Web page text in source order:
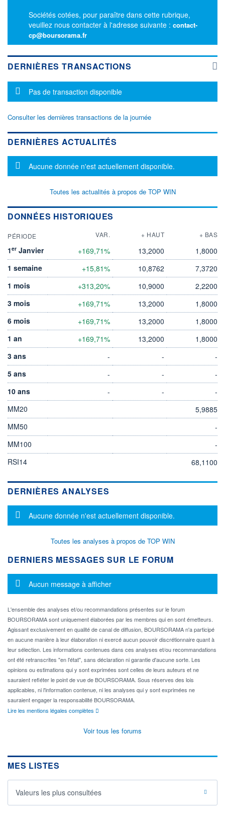
Sociétés cotées, pour paraître dans cette rubrique,
veuillez nous contacter à l'adresse suivante : contact-
cp@boursorama.fr
DERNIÈRES TRANSACTIONS
Message d'information
Pas de transaction disponible
Consulter les dernières transactions de la journée
DERNIÈRES ACTUALITÉS
Message d'information
Aucune donnée n'est actuellement disponible.
Toutes les actualités à propos de TOP WIN
DONNÉES HISTORIQUES
PÉRIODE VAR. + HAUT + BAS
1er Janvier +169,71% 13,2000
1,8000
1 semaine
+15,81% 10,8762
7,3720
1 mois
+313,20% 10,9000
2,2200
3 mois
+169,71% 13,2000
1,8000
6 mois
+169,71% 13,2000
1,8000
1 an
+169,71% 13,2000
1,8000
3 ans
- -
-
5 ans
- -
-
10 ans
- -
-
MM20
5,9885
MM50
-
MM100
-
RSI14
68,1100
DERNIÈRES ANALYSES
Message d'information
Aucune donnée n'est actuellement disponible.
Toutes les analyses à propos de TOP WIN
DERNIERS MESSAGES SUR LE FORUM
Message d'information
Aucun message à afficher
L'ensemble des analyses et/ou recommandations présentes sur le forum
BOURSORAMA sont uniquement élaborées par les membres qui en sont émetteurs.
Agissant exclusivement en qualité de canal de diffusion, BOURSORAMA n'a participé
en aucune manière à leur élaboration ni exercé aucun pouvoir discrétionnaire quant à
leur sélection. Les informations contenues dans ces analyses et/ou recommandations
ont été retranscrites "en l'état", sans déclaration ni garantie d'aucune sorte. Les
opinions ou estimations qui y sont exprimées sont celles de leurs auteurs et ne
sauraient refléter le point de vue de BOURSORAMA. Sous réserves des lois
applicables, ni l'information contenue, ni les analyses qui y sont exprimées ne
sauraient engager la responsabilité BOURSORAMA.
Lire les mentions légales complètes
Voir tous les forums
MES LISTES
Valeurs les plus consultées